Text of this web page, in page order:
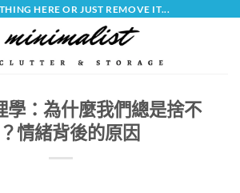
HERE OR JUST REMOVE IT...
學：為什麼我們總是捨不
情緒背後的原因